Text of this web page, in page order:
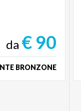
da € 90
BRONZONE